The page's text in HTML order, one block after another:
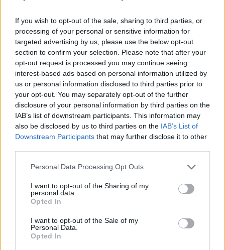
If you wish to opt-out of the sale, sharing to third parties, or
processing of your personal or sensitive information for
targeted advertising by us, please use the below opt-out
section to confirm your selection. Please note that after your
opt-out request is processed you may continue seeing
interest-based ads based on personal information utilized by
us or personal information disclosed to third parties prior to
your opt-out. You may separately opt-out of the further
disclosure of your personal information by third parties on the
IAB’s list of downstream participants. This information may
also be disclosed by us to third parties on the IAB’s List of
Downstream Participants that may further disclose it to other
Personal Data Processing Opt Outs
I want to opt-out of the Sharing of my
personal data.
Opted In
I want to opt-out of the Sale of my
Personal Data.
Opted In
Yaga Gathering Narkotikai kvaišalai Rodyti daugiau žymių
Komentuoti po šiuo straipsniu
Komentuoti gali tik Lrytas registruoti vartotojai.
Prisijunkite prie registruotų vartotojų
bendruomenės ir bendraukite komentaruose!
Rodyti komentarus
Prisijungti komentatoriams